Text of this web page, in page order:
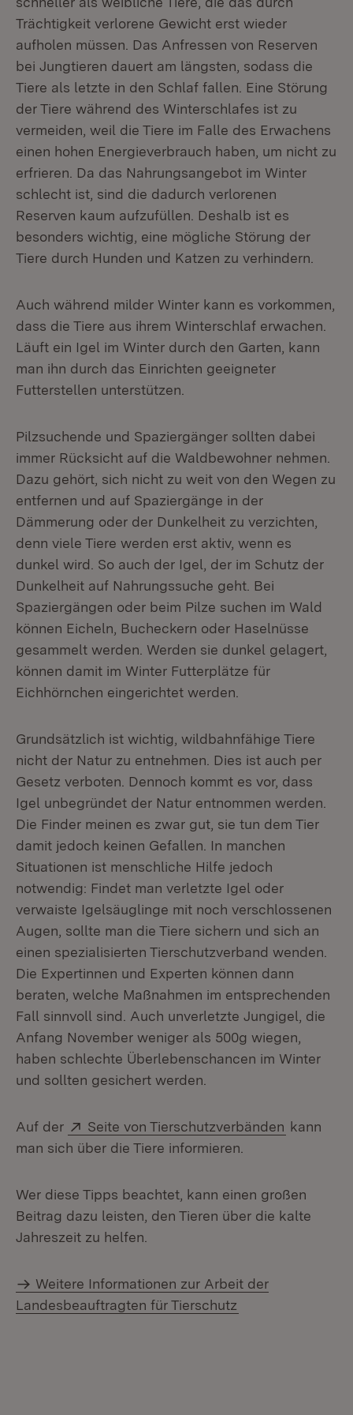
Trächtigkeit verlorene Gewicht erst wieder
aufholen müssen. Das Anfressen von Reserven
bei Jungtieren dauert am längsten, sodass die
Tiere als letzte in den Schlaf fallen. Eine Störung
der Tiere während des Winterschlafes ist zu
vermeiden, weil die Tiere im Falle des Erwachens
einen hohen Energieverbrauch haben, um nicht zu
erfrieren. Da das Nahrungsangebot im Winter
schlecht ist, sind die dadurch verlorenen
Reserven kaum aufzufüllen. Deshalb ist es
besonders wichtig, eine mögliche Störung der
Tiere durch Hunden und Katzen zu verhindern.
Auch während milder Winter kann es vorkommen,
dass die Tiere aus ihrem Winterschlaf erwachen.
Läuft ein Igel im Winter durch den Garten, kann
man ihn durch das Einrichten geeigneter
Futterstellen unterstützen.
Pilzsuchende und Spaziergänger sollten dabei
immer Rücksicht auf die Waldbewohner nehmen.
Dazu gehört, sich nicht zu weit von den Wegen zu
entfernen und auf Spaziergänge in der
Dämmerung oder der Dunkelheit zu verzichten,
denn viele Tiere werden erst aktiv, wenn es
dunkel wird. So auch der Igel, der im Schutz der
Dunkelheit auf Nahrungssuche geht. Bei
Spaziergängen oder beim Pilze suchen im Wald
können Eicheln, Bucheckern oder Haselnüsse
gesammelt werden. Werden sie dunkel gelagert,
können damit im Winter Futterplätze für
Eichhörnchen eingerichtet werden.
Grundsätzlich ist wichtig, wildbahnfähige Tiere
nicht der Natur zu entnehmen. Dies ist auch per
Gesetz verboten. Dennoch kommt es vor, dass
Igel unbegründet der Natur entnommen werden.
Die Finder meinen es zwar gut, sie tun dem Tier
damit jedoch keinen Gefallen. In manchen
Situationen ist menschliche Hilfe jedoch
notwendig: Findet man verletzte Igel oder
verwaiste Igelsäuglinge mit noch verschlossenen
Augen, sollte man die Tiere sichern und sich an
einen spezialisierten Tierschutzverband wenden.
Die Expertinnen und Experten können dann
beraten, welche Maßnahmen im entsprechenden
Fall sinnvoll sind. Auch unverletzte Jungigel, die
Anfang November weniger als 500g wiegen,
haben schlechte Überlebenschancen im Winter
und sollten gesichert werden.
Auf der Extern:
Seite von Tierschutzverbänden (Öffnet in
kann
man sich über die Tiere informieren.
Wer diese Tipps beachtet, kann einen großen
Beitrag dazu leisten, den Tieren über die kalte
Jahreszeit zu helfen.
Weitere Informationen zur Arbeit der
Landesbeauftragten für Tierschutz